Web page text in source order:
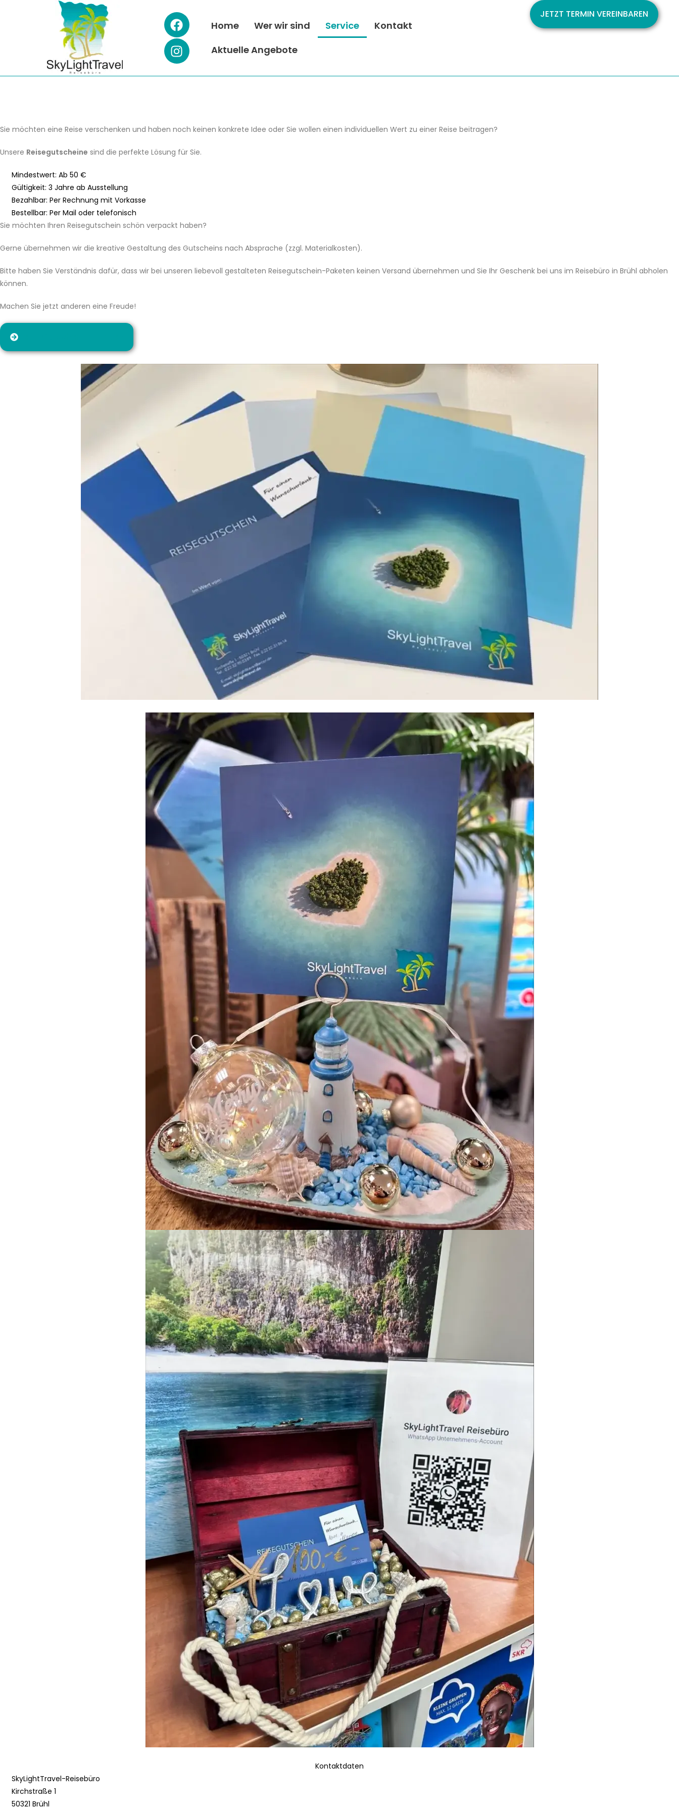
Home Wer wir sind Service
Kontakt
Aktuelle Angebote
JETZT TERMIN VEREINBAREN
Sie möchten eine Reise verschenken und haben noch keinen konkrete Idee oder Sie wollen einen individuellen Wert zu einer Reise beitragen?
Unsere Reisegutscheine sind die perfekte Lösung für Sie.
Mindestwert: Ab 50 €
Gültigkeit: 3 Jahre ab Ausstellung
Bezahlbar: Per Rechnung mit Vorkasse
Bestellbar: Per Mail oder telefonisch
Sie möchten Ihren Reisegutschein schön verpackt haben?
Gerne übernehmen wir die kreative Gestaltung des Gutscheins nach Absprache (zzgl. Materialkosten).
Bitte haben Sie Verständnis dafür, dass wir bei unseren liebevoll gestalteten Reisegutschein-Paketen keinen Versand übernehmen und Sie Ihr Geschenk bei uns im Reisebüro in Brühl abholen
können.
Machen Sie jetzt anderen eine Freude!
Kontaktdaten
SkyLightTravel-Reisebüro
Kirchstraße 1
50321 Brühl